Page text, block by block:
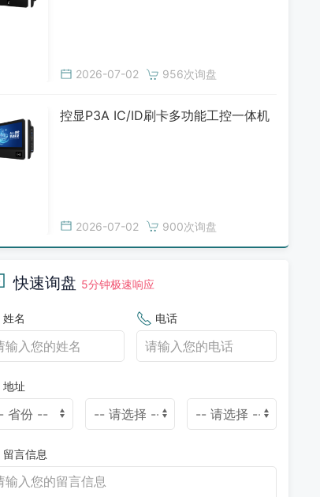
2026-07-02 956次询盘
控显P3A IC/ID刷卡多功能工控一体机
2026-07-02 900次询盘
快速询盘 5分钟极速响应
姓名 电话
地址
留言信息